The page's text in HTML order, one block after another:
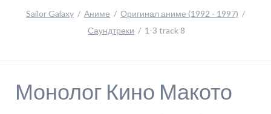
Sailor Galaxy Аниме
Оригинал аниме (1992 - 1997)
Саундтреки
1-3 track 8
Монолог Кино Макото